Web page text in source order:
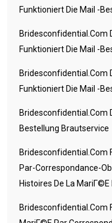
Funktioniert Die Mail -
Bridesconfidential.com
Funktioniert Die Mail -
Bridesconfidential.com
Funktioniert Die Mail -
Bridesconfidential.com
Bestellung Brautservice
Bridesconfidential.com
Par-Correspondance-
Histoires De La
Bridesconfidential.com